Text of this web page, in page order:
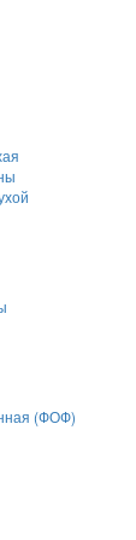
(ФОФ)